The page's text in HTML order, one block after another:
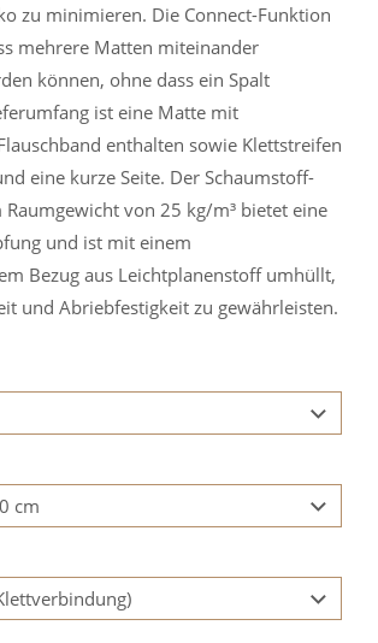
zu minimieren. Die Connect-Funktion
mehrere Matten miteinander
können, ohne dass ein Spalt
ist eine Matte mit
enthalten sowie Klettstreifen
eine kurze Seite. Der Schaumstoff-
von 25 kg/m³ bietet eine
und ist mit einem
Bezug aus Leichtplanenstoff umhüllt,
und Abriebfestigkeit zu gewährleisten.